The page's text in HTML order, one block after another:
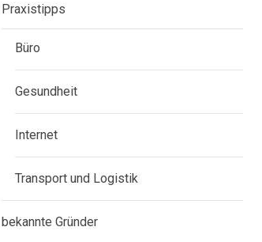
Praxistipps
Büro
Gesundheit
Internet
Transport und Logistik
bekannte Gründer